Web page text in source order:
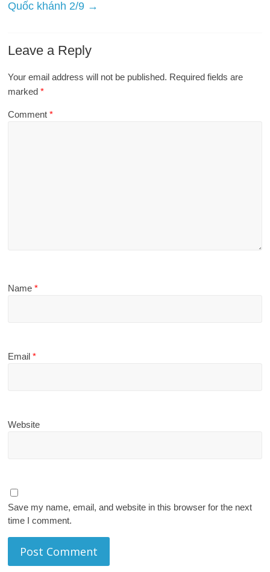
Quốc khánh 2/9 →
Leave a Reply
Your email address will not be published. Required fields are
marked*
Comment*
Name*
Email*
Website
Save my name, email, and website in this browser for the next
time I comment.